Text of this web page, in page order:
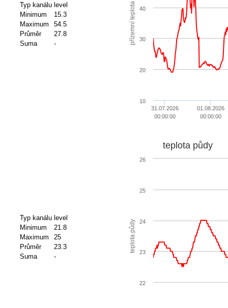
Typ kanálu level
Minimum
15.3
Maximum
54.5
Průměr
27.8
Suma
- přízemní teplota
31.07.2026
00:00:00
01.08.2026
00:00:00
10
20
30
40
Typ kanálu level
Minimum
21.8
Maximum
25
Průměr
23.3
Suma
-
teplota půdy
teplota půdy
22
23
24
25
26